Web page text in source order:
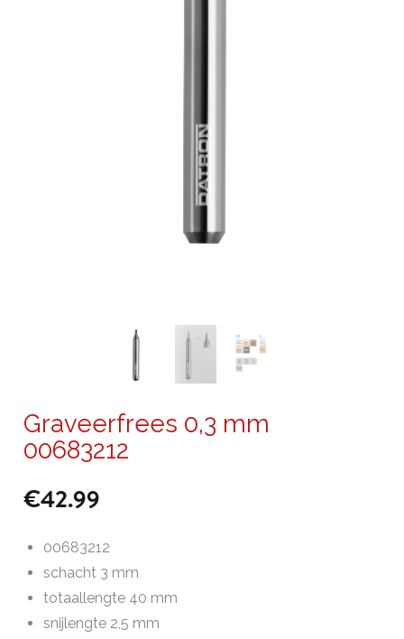
Graveerfrees 0,3 mm
00683212
€42.99
00683212
schacht 3 mm
totaallengte 40 mm
snijlengte 2,5 mm